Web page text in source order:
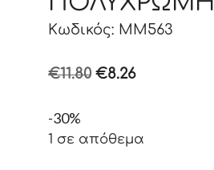
Κωδικός: MM563
€11.80 Original
€11.80.
€8.26Η
είναι:
-30%
1 σε απόθεμα